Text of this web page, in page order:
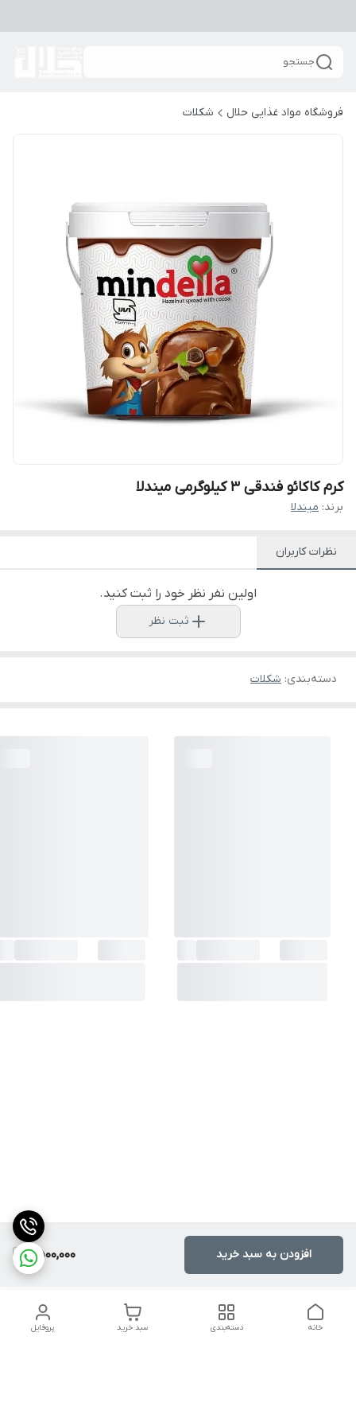
جستجو
فروشگاه مواد غذایی حلال شکلات
کرم کاکائو فندقی 3 کیلوگرمی میندلا
برند: میندلا
2,500,000 افزودن به سبد خرید
نظرات کاربران
اولین نفر نظر خود را ثبت کنید.
ثبت نظر
دسته‌بندی: شکلات
پروفایل سبد خرید دسته‌بندی خانه